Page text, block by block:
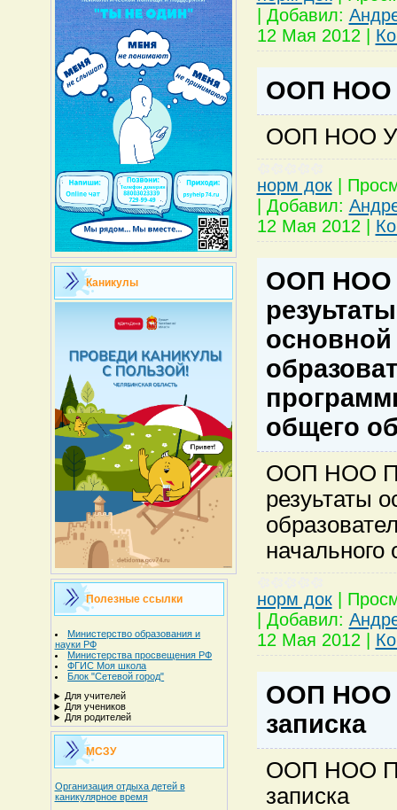
Каникулы
Полезные ссылки
Министерство образования и
науки РФ
Министерства просвещения РФ
ФГИС Моя школа
Блок "Сетевой город"
Для учителей
Для учеников
Для родителей
МСЗУ
Организация отдыха детей в
каникулярное время
Добавил:
12 Мая 2012
ООП НОО
ООП НОО
норм док|
Добавил:
12 Мая 2012
ООП НОО
основной
общего
ООП НОО
резуьтаты
начального
норм док|
Добавил:
12 Мая 2012
ООП НОО
записка
ООП НОО
записка